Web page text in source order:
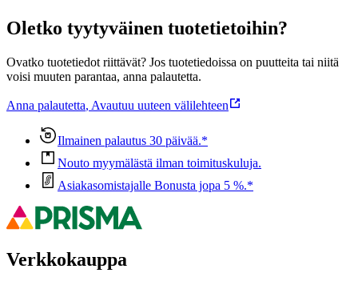
Oletko tyytyväinen tuotetietoihin?
Ovatko tuotetiedot riittävät? Jos tuotetiedoissa on puutteita tai niitä
voisi muuten parantaa, anna palautetta.
Anna palautetta, Avautuu uuteen välilehteen
Ilmainen palautus 30 päivää.*
Nouto myymälästä ilman toimituskuluja.
Asiakasomistajalle Bonusta jopa 5 %.*
Verkkokauppa